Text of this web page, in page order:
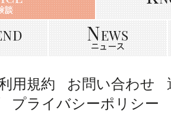
用規約 お問い合わせ
プライバシーポリシー